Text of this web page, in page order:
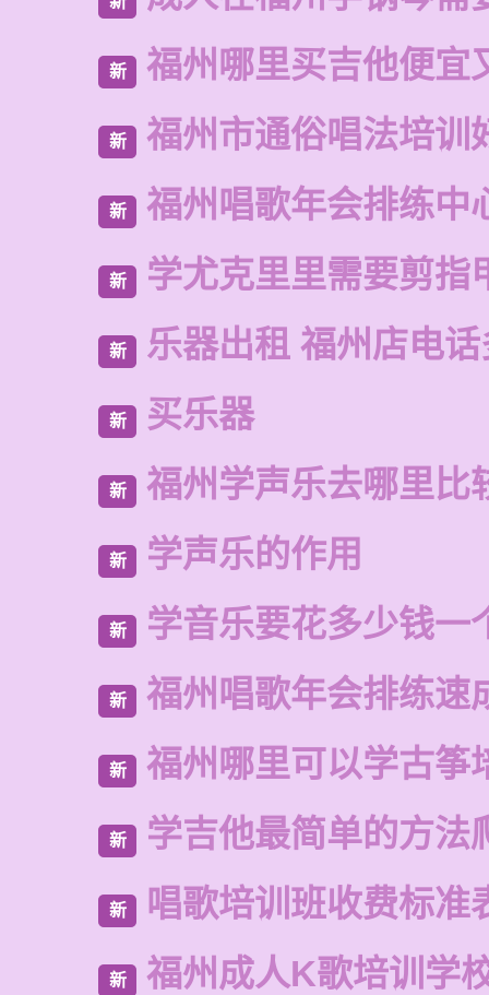
新 福州哪里买吉他便宜
新 福州市通俗唱法培训
新 福州唱歌年会排练中
新 学尤克里里需要剪指
新 乐器出租 福州店电
新 买乐器
新 福州学声乐去哪里比
新 学声乐的作用
新 学音乐要花多少钱一
新 福州唱歌年会排练速
新 福州哪里可以学古筝
新 学吉他最简单的方法
新 唱歌培训班收费标准
新 福州成人K歌培训学